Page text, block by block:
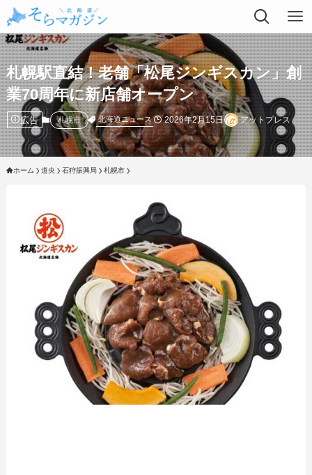
札幌駅直結！老舗「松尾ジンギスカン」創
業70周年に新店舗オープン
広告 札幌市 北海道ニュース 2026年2月15日 アットプレス
ホーム 道央 石狩振興局 札幌市